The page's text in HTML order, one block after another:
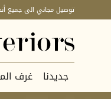
توصيل مجاني الى جميع
جديدنا غرف